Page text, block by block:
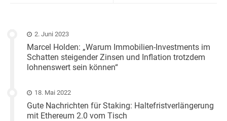
2. Juni 2023
Marcel Holden: „Warum Immobilien-Investments im
Schatten steigender Zinsen und Inflation trotzdem
lohnenswert sein können“
18. Mai 2022
Gute Nachrichten für Staking: Haltefristverlängerung
mit Ethereum 2.0 vom Tisch